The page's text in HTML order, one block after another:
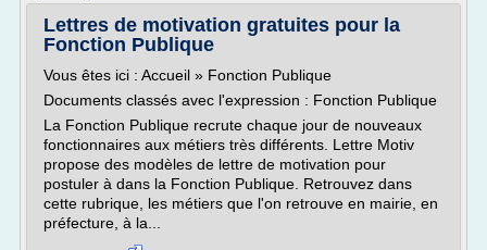
Lettres de motivation gratuites pour la
Fonction Publique
Vous êtes ici : Accueil » Fonction Publique
Documents classés avec l'expression : Fonction Publique
La Fonction Publique recrute chaque jour de nouveaux
fonctionnaires aux métiers très différents. Lettre Motiv
propose des modèles de lettre de motivation pour
postuler à dans la Fonction Publique. Retrouvez dans
cette rubrique, les métiers que l'on retrouve en mairie, en
préfecture, à la...